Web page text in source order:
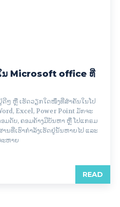
ນ Microsoft office ທີ່
ດີໆ ຫຼື ເຮັດວຽກໃດໜຶ່ງທີ່ສຳຄັນໃນໂປ
Excel, Power Point ມັກຈະ
ມດັບ, ຄອມຄ້າງມີບັນຫາ ຫຼື ໂປແກຣມ
ານທີ່ເຮົາກຳລັງເຮັດຢູ່ນັ້ນຫາຍໄປ ແລະ
ະຫາຍ
READ